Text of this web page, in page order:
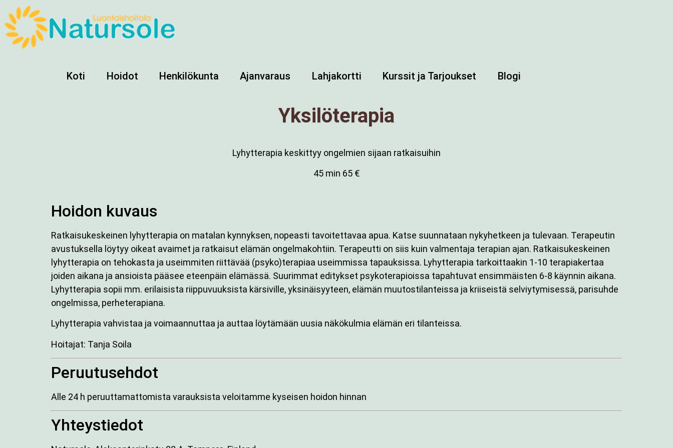
Koti Hoidot Henkilökunta Ajanvaraus Lahjakortti Kurssit ja Tarjoukset Blogi
Yksilöterapia
Lyhytterapia keskittyy ongelmien sijaan ratkaisuihin
45 min 65 €
Hoidon kuvaus
Ratkaisukeskeinen lyhytterapia on matalan kynnyksen, nopeasti tavoitettavaa apua. Katse suunnataan nykyhetkeen ja tulevaan. Terapeutin
avustuksella löytyy oikeat avaimet ja ratkaisut elämän ongelmakohtiin. Terapeutti on siis kuin valmentaja terapian ajan. Ratkaisukeskeinen
lyhytterapia on tehokasta ja useimmiten riittävää (psyko)terapiaa useimmissa tapauksissa. Lyhytterapia tarkoittaakin 1-10 terapiakertaa
joiden aikana ja ansioista pääsee eteenpäin elämässä. Suurimmat editykset psykoterapioissa tapahtuvat ensimmäisten 6-8 käynnin aikana.
Lyhytterapia sopii mm. erilaisista riippuvuuksista kärsiville, yksinäisyyteen, elämän muutostilanteissa ja kriiseistä selviytymisessä, parisuhde
ongelmissa, perheterapiana.
Lyhytterapia vahvistaa ja voimaannuttaa ja auttaa löytämään uusia näkökulmia elämän eri tilanteissa.
Hoitajat: Tanja Soila
Peruutusehdot
Alle 24 h peruuttamattomista varauksista veloitamme kyseisen hoidon hinnan
Yhteystiedot